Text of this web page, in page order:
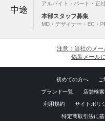
中途
アルバイト・パート・正
本部スタッフ募集
MD・デザイナー・EC・
注意：当社のメ
偽装メール
初めての方へ
ブランド一覧 店舗検索
利用規約 サイトポリ
特定商取引法に